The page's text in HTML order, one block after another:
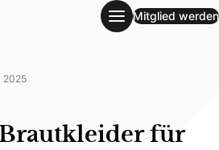
Bräute mit Apfelfigur
Mitglied werden
2025
für